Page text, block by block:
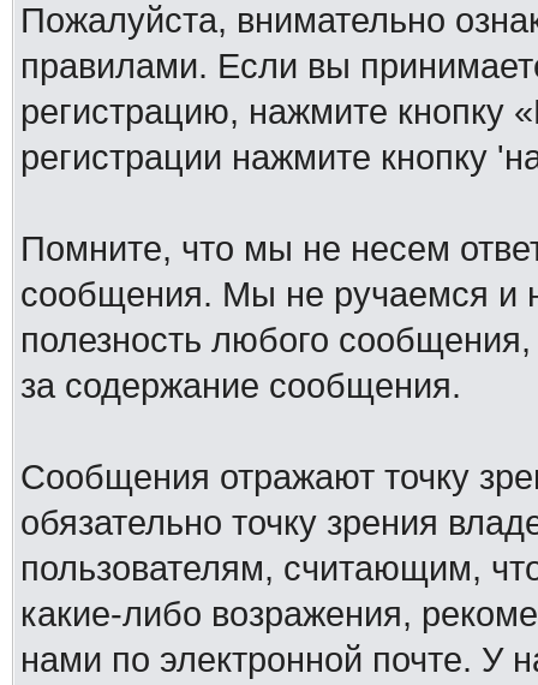
Пожалуйста, внимательно
правилами. Если вы
регистрацию, нажмите кнопку
регистрации нажмите кнопку
Помните, что мы не несем
сообщения. Мы не ручаемся и
полезность любого
за содержание сообщения.
Сообщения отражают точку
обязательно точку зрения
пользователям, считающим,
какие-либо возражения,
нами по электронной почте. У